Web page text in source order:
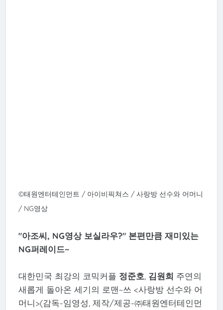
©태원엔터테인먼트 / 아이비픽쳐스 / 사랑방 선수와 어머니
/ NG영상
"아조씨, NG영상 보실라우?" 본편만큼 재미있는
NG퍼레이드~
대한민국 최강의 코믹커플 정준호 김원희 주연의
새롭게 돌아온 세기의 로맨~쓰 <사랑방 선수와 어
머니>(감독-임영성, 제작/제공-㈜태원엔터테인먼